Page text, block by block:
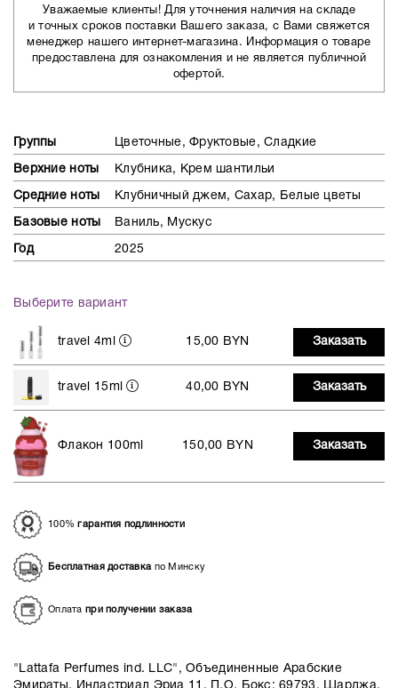
Уважаемые клиенты! Для уточнения наличия на складе
и точных сроков поставки Вашего заказа, с Вами свяжется
менеджер нашего интернет-магазина. Информация о товаре
предоставлена для ознакомления и не является публичной
офертой.
Группы Цветочные, Фруктовые, Сладкие
Верхние ноты Клубника, Крем шантильи
Средние ноты Клубничный джем, Сахар, Белые цветы
Базовые ноты Ваниль, Мускус
Год 2025
Выберите вариант
travel 4ml 15,00 BYN Заказать
travel 15ml 40,00 BYN Заказать
Флакон 100ml 150,00 BYN Заказать
100%гарантия подлинности
Бесплатная доставкапо Минску
Оплата при получении заказа
"Lattafa Perfumes ind. LLC", Объединенные Арабские
Эмираты, Индастриал Эриа 11, П.О. Бокс: 69793, Шарджа,